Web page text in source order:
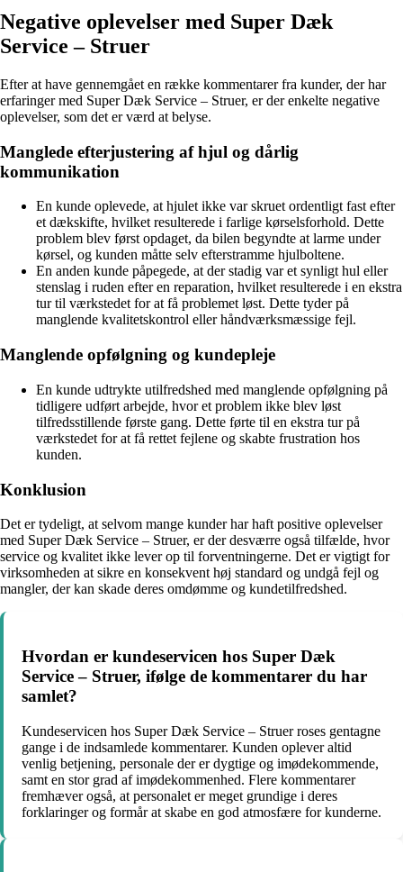
Negative oplevelser med Super Dæk
Service – Struer
Efter at have gennemgået en række kommentarer fra kunder, der har
erfaringer med Super Dæk Service – Struer, er der enkelte negative
oplevelser, som det er værd at belyse.
Manglede efterjustering af hjul og dårlig
kommunikation
En kunde oplevede, at hjulet ikke var skruet ordentligt fast efter
et dækskifte, hvilket resulterede i farlige kørselsforhold. Dette
problem blev først opdaget, da bilen begyndte at larme under
kørsel, og kunden måtte selv efterstramme hjulboltene.
En anden kunde påpegede, at der stadig var et synligt hul eller
stenslag i ruden efter en reparation, hvilket resulterede i en ekstra
tur til værkstedet for at få problemet løst. Dette tyder på
manglende kvalitetskontrol eller håndværksmæssige fejl.
Manglende opfølgning og kundepleje
En kunde udtrykte utilfredshed med manglende opfølgning på
tidligere udført arbejde, hvor et problem ikke blev løst
tilfredsstillende første gang. Dette førte til en ekstra tur på
værkstedet for at få rettet fejlene og skabte frustration hos
kunden.
Konklusion
Det er tydeligt, at selvom mange kunder har haft positive oplevelser
med Super Dæk Service – Struer, er der desværre også tilfælde, hvor
service og kvalitet ikke lever op til forventningerne. Det er vigtigt for
virksomheden at sikre en konsekvent høj standard og undgå fejl og
mangler, der kan skade deres omdømme og kundetilfredshed.
Hvordan er kundeservicen hos Super Dæk
Service – Struer, ifølge de kommentarer du har
samlet?
Kundeservicen hos Super Dæk Service – Struer roses gentagne
gange i de indsamlede kommentarer. Kunden oplever altid
venlig betjening, personale der er dygtige og imødekommende,
samt en stor grad af imødekommenhed. Flere kommentarer
fremhæver også, at personalet er meget grundige i deres
forklaringer og formår at skabe en god atmosfære for kunderne.